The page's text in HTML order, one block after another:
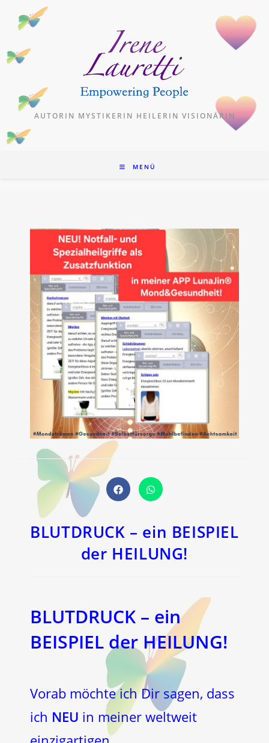
Inhalt
AUTORIN MYSTIKERIN HEILERIN VISIONÄRIN
MENÜ
Öffnet
in
Fenster
Öffnet
in
Fenster
BLUTDRUCK – ein BEISPIEL
der HEILUNG!
BLUTDRUCK – ein
BEISPIEL der HEILUNG!
Vorab möchte ich Dir sagen, dass
ich NEU in meiner weltweit